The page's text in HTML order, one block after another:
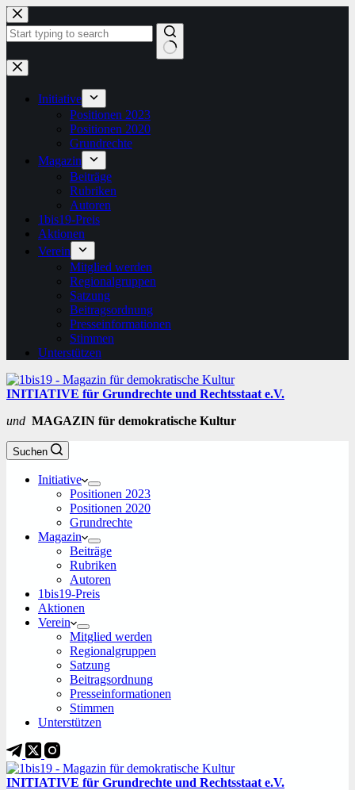
Zum
Inhalt
springen
Keine
Ergebnisse
Initiative
Positionen 2023
Positionen 2020
Grundrechte
Magazin
Beiträge
Rubriken
Autoren
1bis19-Preis
Aktionen
Verein
Mitglied werden
Regionalgruppen
Satzung
Beitragsordnung
Presseinformationen
Stimmen
Unterstützen
INITIATIVE für Grundrechte und Rechtsstaat e.V.
und MAGAZIN für demokratische Kultur
Suchen
Initiative
Positionen 2023
Positionen 2020
Grundrechte
Magazin
Beiträge
Rubriken
Autoren
1bis19-Preis
Aktionen
Verein
Mitglied werden
Regionalgruppen
Satzung
Beitragsordnung
Presseinformationen
Stimmen
Unterstützen
INITIATIVE für Grundrechte und Rechtsstaat e.V.